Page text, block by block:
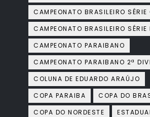
CAMPEONATO BRASILEIRO SÉRIE
CAMPEONATO BRASILEIRO SÉRIE
CAMPEONATO PARAIBANO
CAMPEONATO PARAIBANO 2ª
COLUNA DE EDUARDO ARAÚJO
COPA PARAIBA
COPA DO
COPA DO NORDESTE